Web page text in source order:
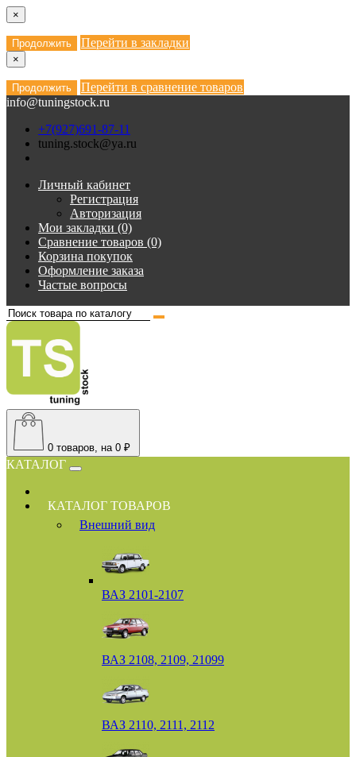
×
Продолжить Перейти в закладки
×
Продолжить
Перейти в сравнение товаров
info@tuningstock.ru
+7(927)691-87-11
tuning.stock@ya.ru
Личный кабинет
Регистрация
Авторизация
Мои закладки (0)
Сравнение товаров (0)
Корзина покупок
Оформление заказа
Частые вопросы
0 товаров, на 0 ₽
КАТАЛОГ
КАТАЛОГ ТОВАРОВ
Внешний вид
ВАЗ 2101-2107
ВАЗ 2108, 2109, 21099
ВАЗ 2110, 2111, 2112